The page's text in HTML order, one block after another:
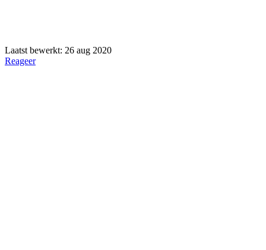
Laatst bewerkt: 26 aug 2020
Reageer